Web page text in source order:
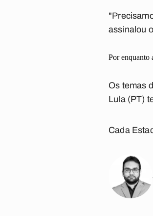
assinalou
Por enquanto
Os temas
Lula (PT)
Cada